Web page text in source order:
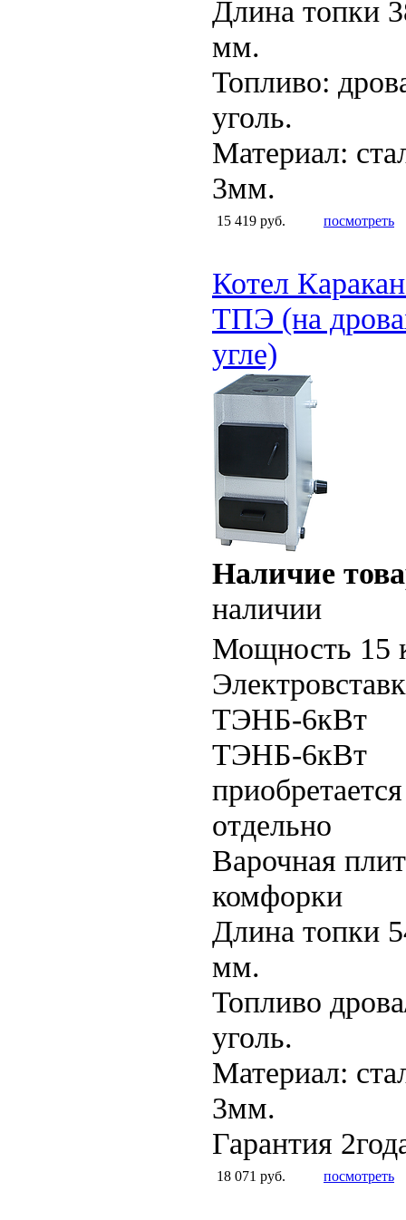
Длина топки
мм.
Топливо:
уголь.
Материал:
3мм.
15 419 руб. посмотреть
Котел
ТПЭ (на
угле)
Наличие
наличии
Мощность 15
ТЭНБ-6кВт
ТЭНБ-6кВт
приобретается
отдельно
Варочная
комфорки
Длина топки
мм.
Топливо
уголь.
Материал:
3мм.
Гарантия
18 071 руб. посмотреть